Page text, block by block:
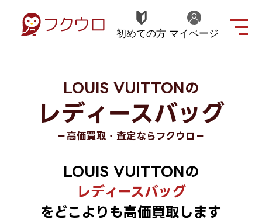
初めての方 マイページ
LOUIS VUITTONの
レディースバッグ
－高価買取・査定ならフクウロ－
LOUIS VUITTONの
レディースバッグ
をどこよりも高価買取します